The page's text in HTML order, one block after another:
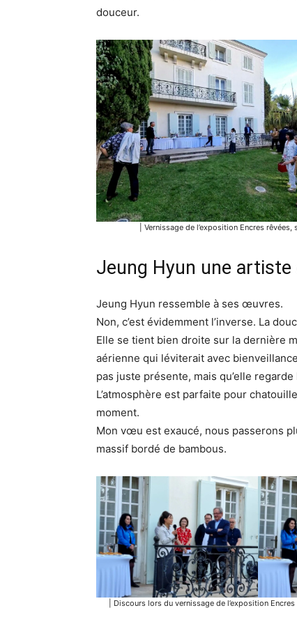
douceur.
| Vernissage de l’exposition Encres
Jeung Hyun une
Jeung Hyun ressemble à ses œuvres.
Non, c’est évidemment l’inverse. La
Elle se tient bien droite sur la dernière
aérienne qui léviterait avec
pas juste présente, mais qu’elle
L’atmosphère est parfaite pour
moment.
Mon vœu est exaucé, nous passerons
massif bordé de bambous.
| Discours lors du vernissage de l’exposition